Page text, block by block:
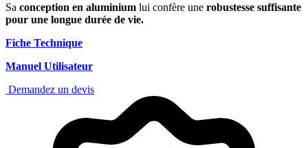
Sa conception en aluminium lui confère une robustesse suffisante
pour une longue durée de vie.
Fiche Technique
Manuel Utilisateur
Demandez un devis